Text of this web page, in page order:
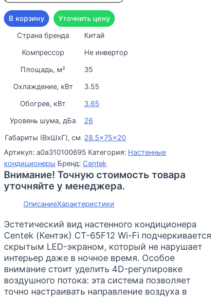
В корзину
Уточнить цену
Страна бренда
Китай
Компрессор
Не инвертор
Площадь, м²
35
Охлаждение, кВт
3.55
Обогрев, кВт
3.65
Уровень шума, дБа
26
Габариты (ВхШхГ), см 28.5x75x20
Артикул: a0a310100695 Категория: Настенные
кондиционеры Бренд: Centek
Внимание! Точную стоимость товара
уточняйте у менеджера.
ОписаниеХарактеристики
Эстетический вид настенного кондиционера
Centek (Кентэк) CT-65F12 Wi-Fi подчеркивается
скрытым LED-экраном, который не нарушает
интерьер даже в ночное время. Особое
внимание стоит уделить 4D-регулировке
воздушного потока: эта система позволяет
точно настраивать направление воздуха в